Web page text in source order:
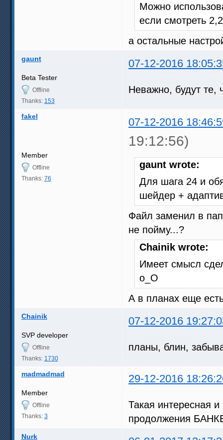
Можно
если смотреть
а остальные
gaunt 07-12-2016
Beta Tester
Offline
Thanks: 153
Неважно, будут те,
fakel 07-12-2016
19:12:56)
Member
Offline
Thanks: 76
gaunt wrote:
Для шага 24 и
шейдер +
Файл заменил в
не пойму...?
Chainik wrote:
Имеет смысл
о_О
А в планах еще
Chainik 07-12-2016
SVP developer
Offline
Thanks: 1730
планы, блин,
madmadmad 29-12-2016
Member
Offline
Thanks: 3
Такая интересная
продолжения
Nurk